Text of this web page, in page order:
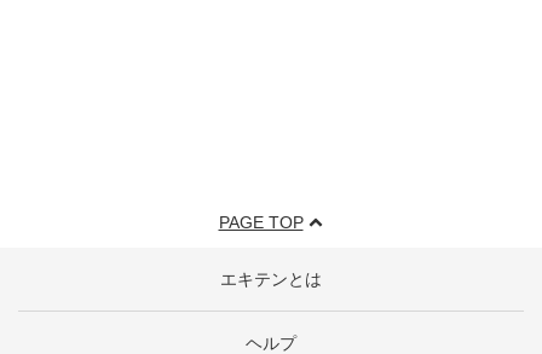
PAGE TOP
エキテンとは
ヘルプ